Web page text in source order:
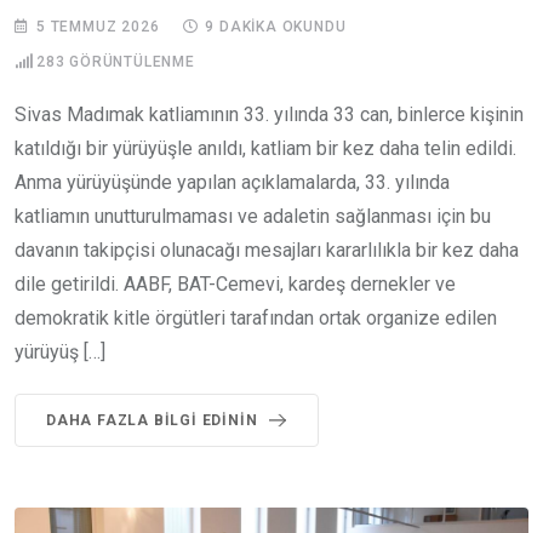
5 TEMMUZ 2026 9 DAKIKA OKUNDU
283 GÖRÜNTÜLENME
Sivas Madımak katliamının 33. yılında 33 can, binlerce kişinin
katıldığı bir yürüyüşle anıldı, katliam bir kez daha telin edildi.
Anma yürüyüşünde yapılan açıklamalarda, 33. yılında
katliamın unutturulmaması ve adaletin sağlanması için bu
davanın takipçisi olunacağı mesajları kararlılıkla bir kez daha
dile getirildi. AABF, BAT-Cemevi, kardeş dernekler ve
demokratik kitle örgütleri tarafından ortak organize edilen
yürüyüş […]
DAHA FAZLA BILGI EDININ